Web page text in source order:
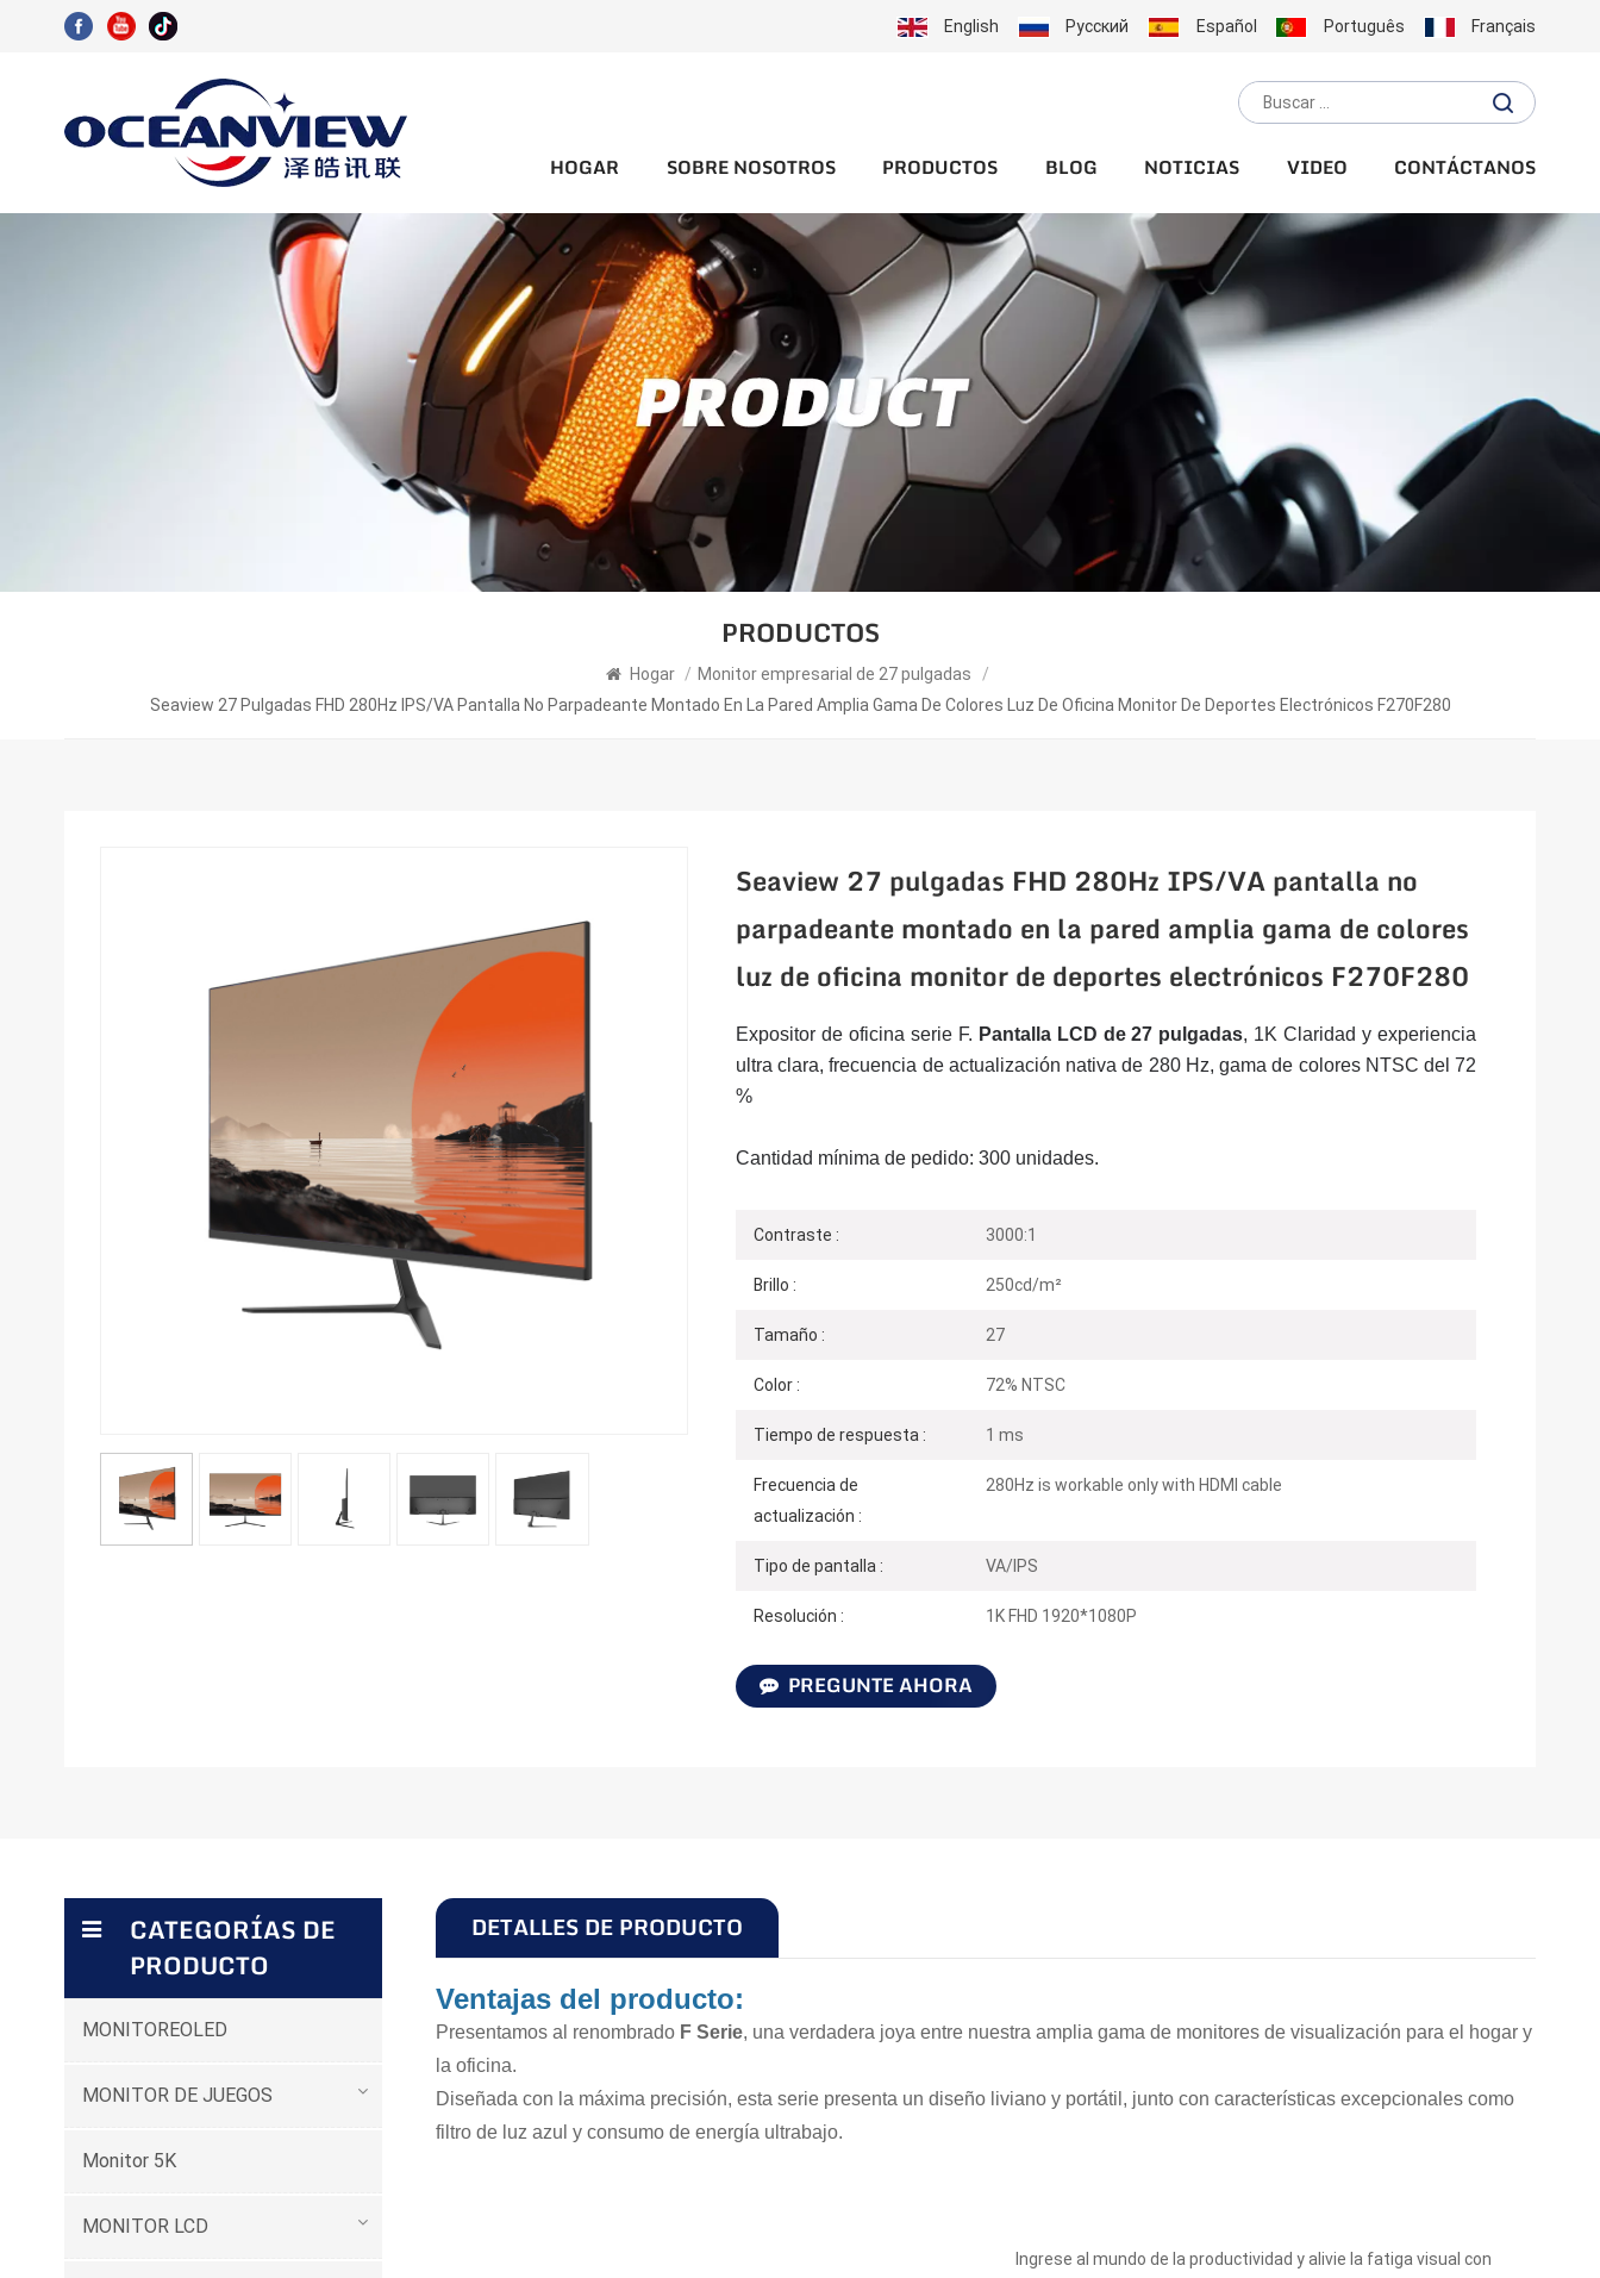
English Русский Español Português Français
HOGAR SOBRE NOSOTROS PRODUCTOS BLOG NOTICIAS VIDEO CONTÁCTANOS
PRODUCTOS
Hogar / Monitor empresarial de 27 pulgadas
/
Seaview 27 Pulgadas FHD 280Hz IPS/VA Pantalla No Parpadeante Montado En La Pared Amplia Gama De Colores Luz De Oficina Monitor De Deportes Electrónicos F270F280
Seaview 27 pulgadas FHD 280Hz IPS/VA pantalla no
parpadeante montado en la pared amplia gama de colores
luz de oficina monitor de deportes electrónicos F270F280
Expositor de oficina serie F. Pantalla LCD de 27 pulgadas, 1KClaridad y experiencia
ultra clara, frecuencia de actualización nativa de 280 Hz, gama de colores NTSC del 72
%
Cantidad mínima de pedido: 300 unidades.
Contraste : 3000:1
Brillo : 250cd/m²
Tamaño : 27
Color : 72% NTSC
Tiempo de respuesta : 1 ms
Frecuencia de
actualización :
280Hz is workable only with HDMI cable
Tipo de pantalla : VA/IPS
Resolución : 1K FHD 1920*1080P
PREGUNTE AHORA
DETALLES DE PRODUCTO
Ventajas del producto:
Presentamos al renombrado FSerie, una verdadera joya entre nuestra amplia gama de monitores de visualización para el hogar y
la oficina.
Diseñada con la máxima precisión, esta serie presenta un diseño liviano y portátil, junto con características excepcionales como
filtro de luz azul y consumo de energía ultrabajo.
Ingrese al mundo de la productividad y alivie la fatiga visual con
CATEGORÍAS DE
PRODUCTO
MONITOREOLED
MONITOR DE JUEGOS
Monitor 5K
MONITOR LCD